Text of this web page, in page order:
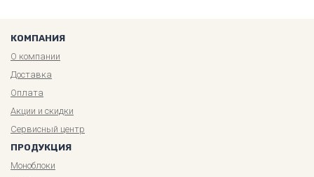
КОМПАНИЯ
О компании
Доставка
Оплата
Акции и скидки
Сервисный центр
ПРОДУКЦИЯ
Моноблоки